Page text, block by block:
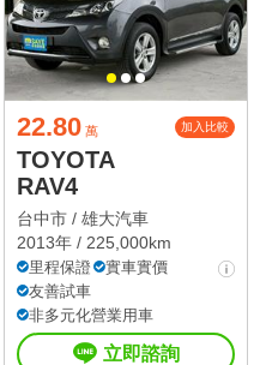
22.80 萬 加入比較
TOYOTA
RAV4
台中市 / 雄大汽車
2013年 / 225,000km
里程保證
實車實價
友善試車
非多元化營業用車
立即諮詢